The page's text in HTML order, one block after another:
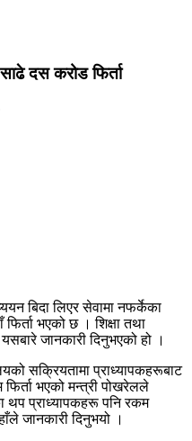
दस करोड फिर्ता
बिदा लिएर सेवामा नफर्केका
भएको छ । शिक्षा तथा
जानकारी दिनुभएको हो ।
सक्रियतामा प्राध्यापकहरूबाट
भएको मन्त्री पोखरेलले
थप प्राध्यापकहरू पनि रकम
जानकारी दिनुभयो ।